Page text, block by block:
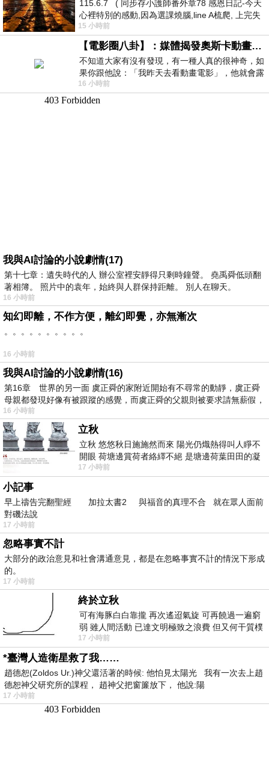
115.6.7 ( 同步存小護師番外章78 感恩日記-今天
心裡特別的感動,因為選課燒腦,line A梳爬, 上完失
智課的她,特來傾
15 小時前
【電影圈八卦】：媒體揭發奧斯卡動畫項目投票醜聞！好萊塢為什麼看不起動畫電影？
不知道大家有沒有發現，有一種人真的很神奇，如
果你跟他說：「我昨天去看動畫電影」，他就會露
出一種慈祥的微笑，然後問你是不是陪小
16 小時前
我與AI討論的小說劇情(17)
第十七章：遺失時代的人 辦公室裡安靜得只剩時鐘聲。 堯禹舜低頭翻
著相簿。 照片中的袁年，始終與人群保持距離。 別人在聊天。
16 小時前
知幻即離，不作方便，離幻即覺，亦無漸次
。。。。。。。。。。
16 小時前
我與AI討論的小說劇情(16)
第16章 世界的另一面 虞正舜的家附近開始有不尋常的動靜，虞正舜
母親都發現好像有被跟蹤的感覺，而虞正舜的父親則被要求請無薪假，
16 小時前
立秋
立秋 悠悠秋日施施然而來 陽光仍熾熱得叫人睜不
開眼 荷塘邊賞荷者絡繹不絕 是塘邊荷葉田田的凝
望 風中飄逸的是映日荷花別樣紅
17 小時前
小記事
早上禱告完翻聖經 加拉太書2 與福音的真理不合 就在眾人面前
對磯法說
17 小時前
忽略事實不計
大部分的政治意見和社會溝通意見，都是在忽略事實不計的情況下形成
的。
17 小時前
終於立秋
可有海豚白白靠攏 再次遙迢氣旋 可再饒過一遍窮
弱 雖人間活動 已達文明極致之浪費 但又何干質樸
者 只能白白陪葬
17 小時前
*臺灣人造衛星救了我……
趙德恕(Zoldos Ur.)神父還活著的時候: 他怕見太陽光 我有一次去上趙
德恕神父研究所的課程， 趙神父把窗簾放下， 他說:陽
17 小時前